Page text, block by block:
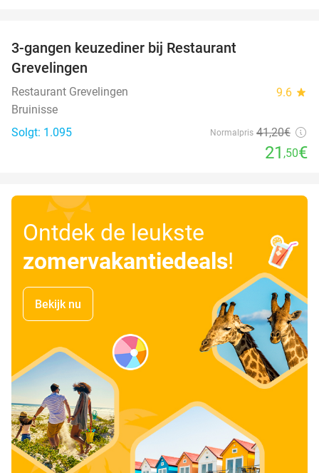
3-gangen keuzediner bij Restaurant
Grevelingen
Restaurant Grevelingen 9.6 star
Bruinisse
Solgt: 1.095
Normalpris 41,20€
21 ,50€
Ontdek de leukste
zomervakantiedeals!
Bekijk nu